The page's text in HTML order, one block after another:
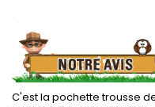
.
C'est la pochette trousse